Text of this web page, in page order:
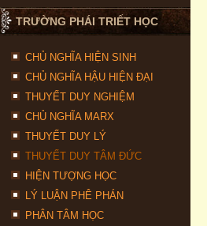
TRƯỜNG PHÁI TRIẾT HỌC
CHỦ NGHĨA HIỆN SINH
CHỦ NGHĨA HẬU HIỆN ĐẠI
THUYẾT DUY NGHIỆM
CHỦ NGHĨA MARX
THUYẾT DUY LÝ
THUYẾT DUY TÂM ĐỨC
HIỆN TƯỢNG HỌC
LÝ LUẬN PHÊ PHÁN
PHÂN TÂM HỌC